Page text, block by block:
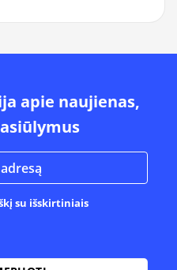
apie naujienas,
su išskirtiniais